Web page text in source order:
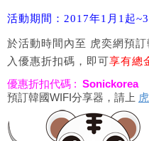
活動期間：2017年1月1起
於活動時間內至 虎奕網預
入優惠折扣碼，即可享有總
優惠折扣代碼 : Sonickorea
預訂韓國WIFI分享器，請上